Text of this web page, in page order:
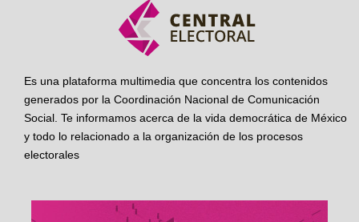
Es una plataforma multimedia que concentra los contenidos
generados por la Coordinación Nacional de Comunicación
Social. Te informamos acerca de la vida democrática de México
y todo lo relacionado a la organización de los procesos
electorales